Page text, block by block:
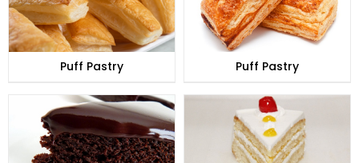
Puff Pastry Puff Pastry